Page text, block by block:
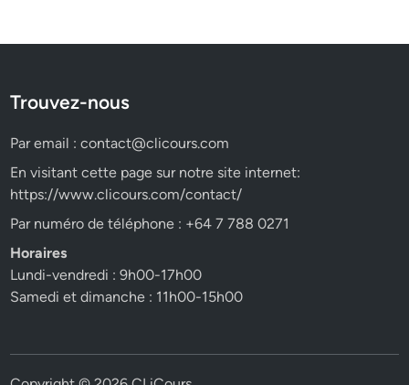
Trouvez-nous
Par email :contact@clicours.com
En visitant cette page sur notre site internet:
https://www.clicours.com/contact/
Par numéro de téléphone : +64 7 788 0271
Horaires
Lundi-vendredi : 9h00-17h00
Samedi et dimanche : 11h00-15h00